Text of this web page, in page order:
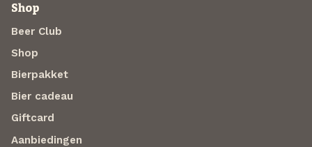
Shop
Beer Club
Shop
Bierpakket
Bier cadeau
Giftcard
Aanbiedingen